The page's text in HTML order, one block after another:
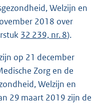
Welzijn en
2018 over
32 239, nr. 8).
op 21 december
Zorg en de
Welzijn en
29 maart 2019 zijn de